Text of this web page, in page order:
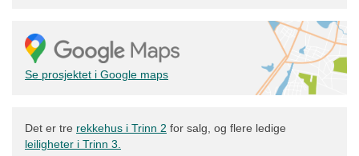
Se prosjektet i Google maps
Det er tre rekkehus i Trinn 2 for salg, og flere ledige
leiligheter i Trinn 3.